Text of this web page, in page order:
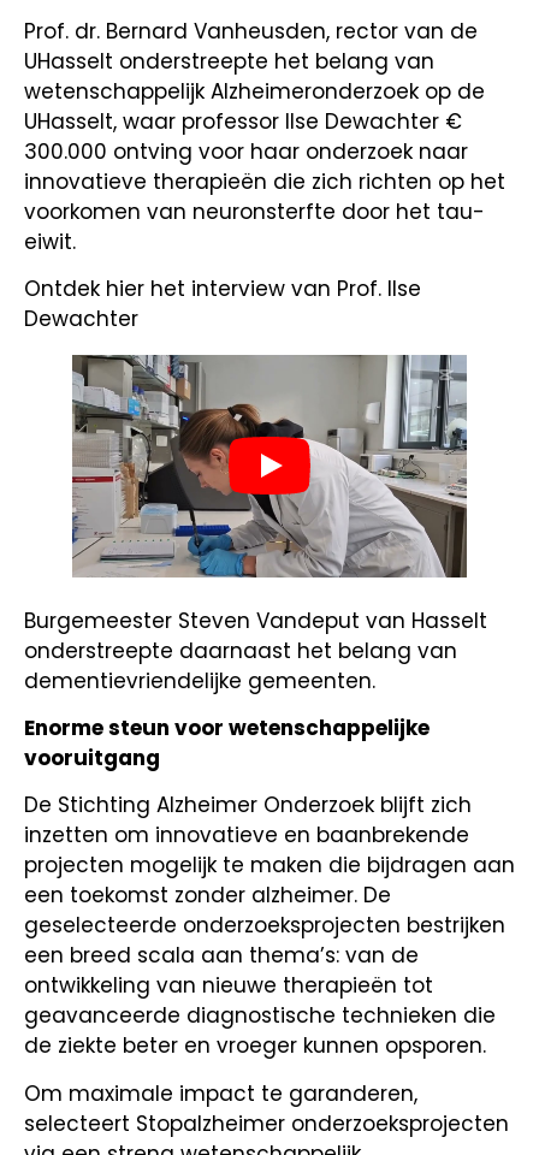
Prof. dr. Bernard Vanheusden, rector van de
UHasselt onderstreepte het belang van
wetenschappelijk Alzheimeronderzoek op de
UHasselt, waar professor Ilse Dewachter €
300.000 ontving voor haar onderzoek naar
innovatieve therapieën die zich richten op het
voorkomen van neuronsterfte door het tau-
eiwit.
Ontdek hier het interview van Prof. Ilse
Dewachter
Burgemeester Steven Vandeput van Hasselt
onderstreepte daarnaast het belang van
dementievriendelijke gemeenten.
Enorme steun voor wetenschappelijke
vooruitgang
De Stichting Alzheimer Onderzoek blijft zich
inzetten om innovatieve en baanbrekende
projecten mogelijk te maken die bijdragen aan
een toekomst zonder alzheimer. De
geselecteerde onderzoeksprojecten bestrijken
een breed scala aan thema’s: van de
ontwikkeling van nieuwe therapieën tot
geavanceerde diagnostische technieken die
de ziekte beter en vroeger kunnen opsporen.
Om maximale impact te garanderen,
selecteert Stopalzheimer onderzoeksprojecten